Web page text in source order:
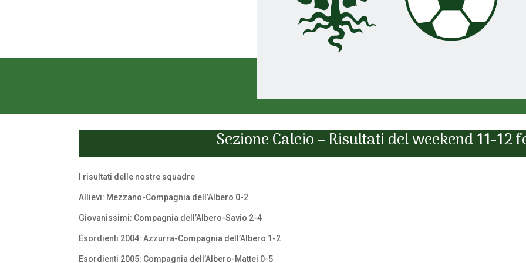
Sezione Calcio – Risultati del weekend 11-12
I risultati delle nostre squadre
Allievi: Mezzano-Compagnia dell’Albero 0-2
Giovanissimi: Compagnia dell’Albero-Savio 2-4
Esordienti 2004: Azzurra-Compagnia dell’Albero 1-2
Esordienti 2005: Compagnia dell’Albero-Mattei 0-5